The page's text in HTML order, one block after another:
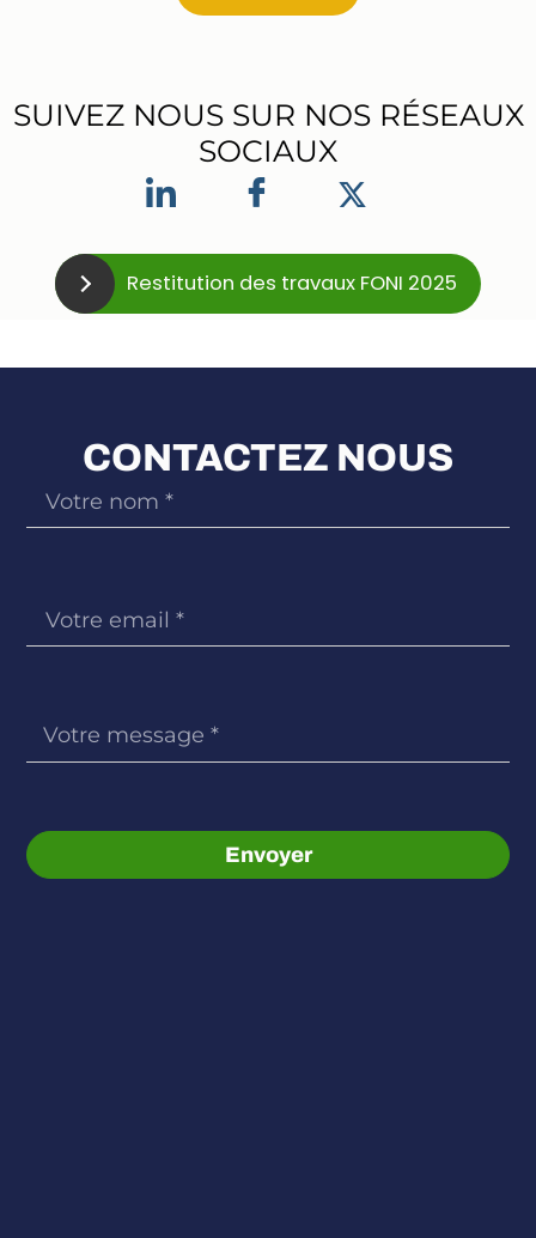
SUIVEZ NOUS SUR NOS RÉSEAUX
SOCIAUX
Restitution des travaux FONI 2025
CONTACTEZ NOUS
Envoyer